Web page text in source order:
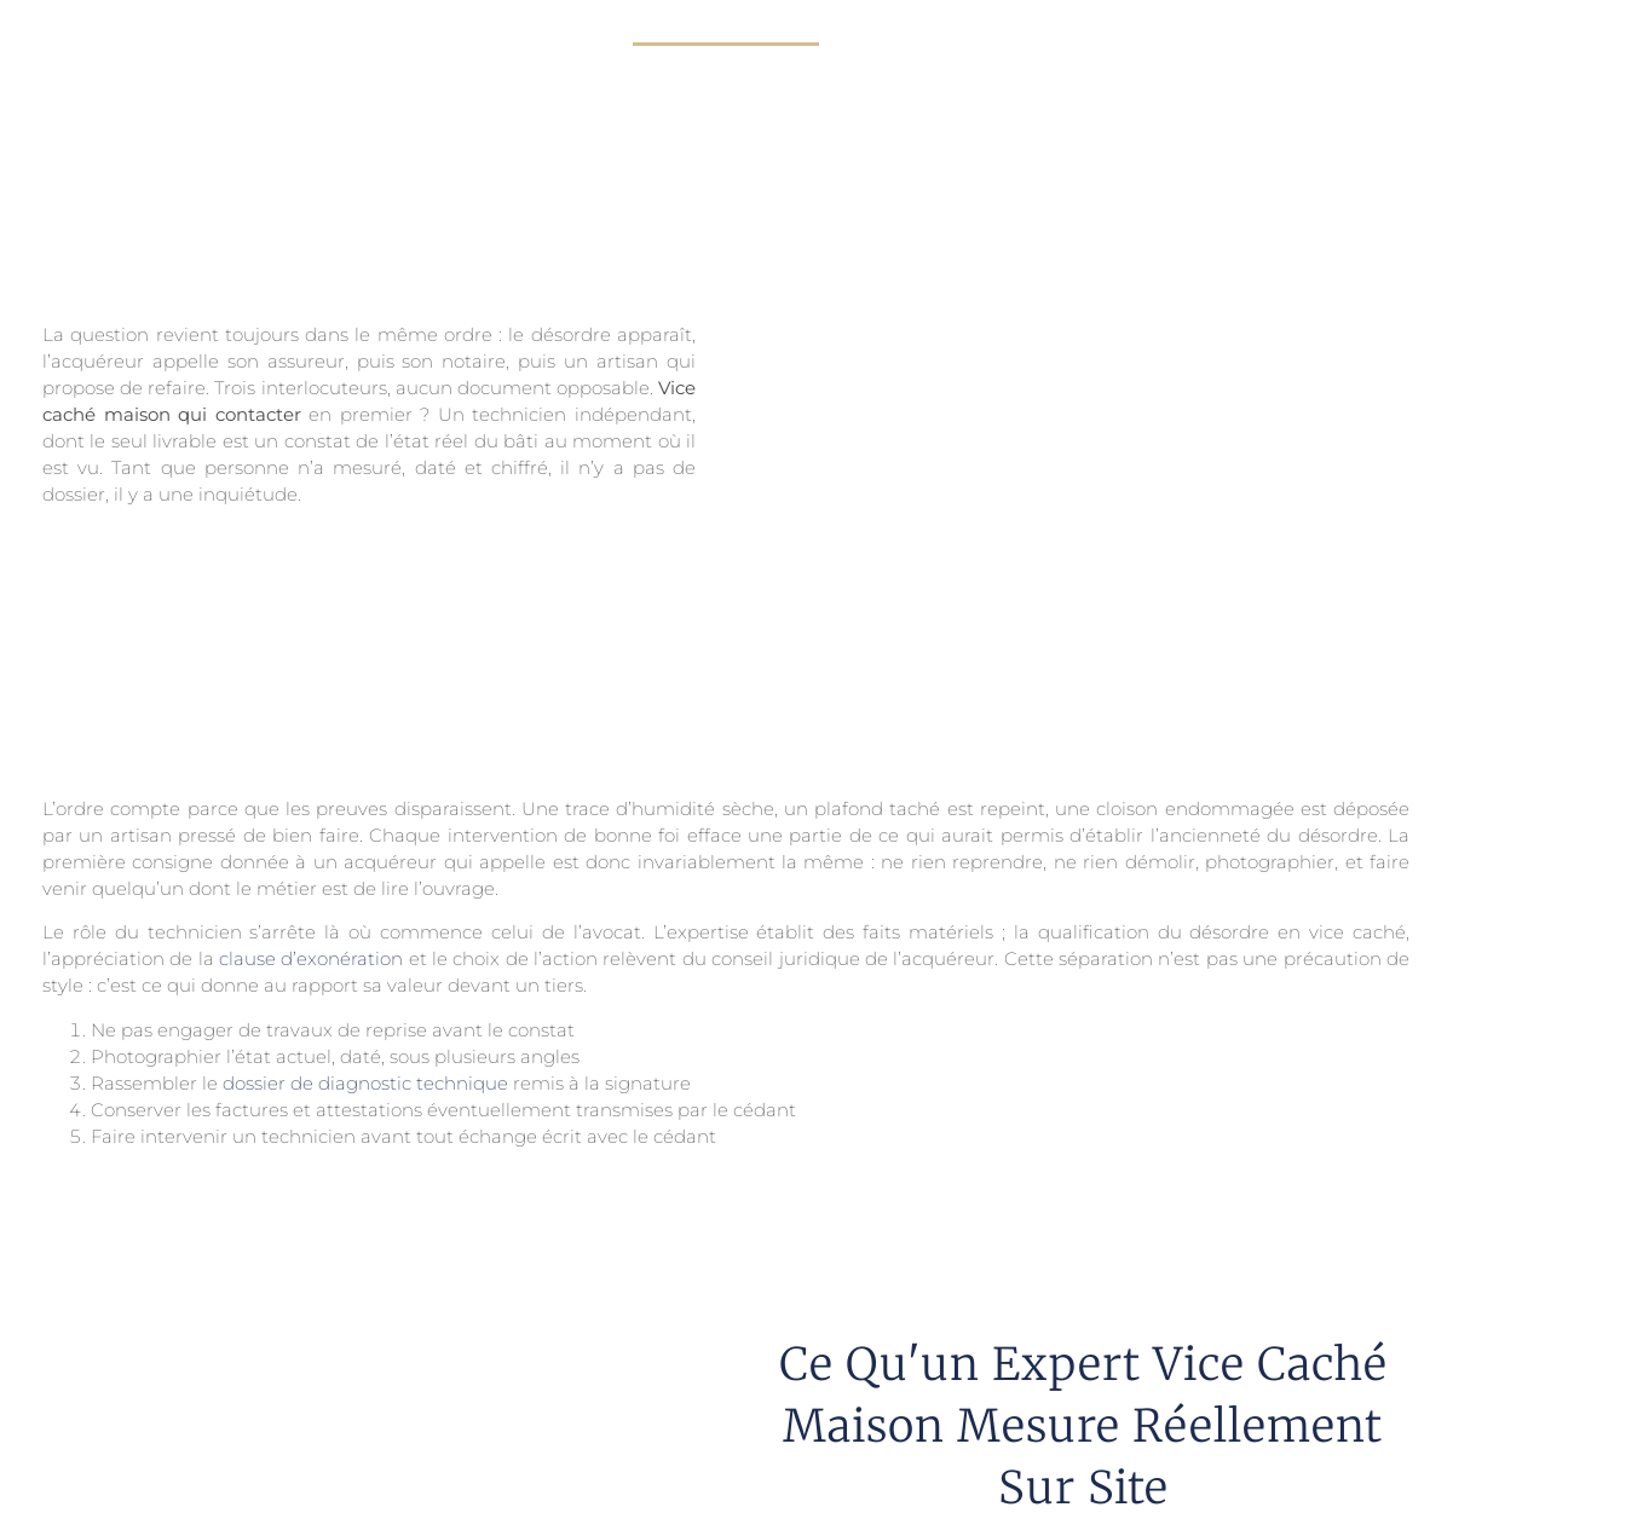
La question revient toujours dans le même ordre : le désordre apparaît,
l’acquéreur appelle son assureur, puis son notaire, puis un artisan qui
propose de refaire. Trois interlocuteurs, aucun document opposable. Vice
caché maison qui contacteren premier ? Un technicien indépendant,
dont le seul livrable est un constat de l’état réel du bâti au moment où il
est vu. Tant que personne n’a mesuré, daté et chiffré, il n’y a pas de
dossier, il y a une inquiétude.
L’ordre compte parce que les preuves disparaissent. Une trace d’humidité sèche, un plafond taché est repeint, une cloison endommagée est déposée
par un artisan pressé de bien faire. Chaque intervention de bonne foi efface une partie de ce qui aurait permis d’établir l’ancienneté du désordre. La
première consigne donnée à un acquéreur qui appelle est donc invariablement la même : ne rien reprendre, ne rien démolir, photographier, et faire
venir quelqu’un dont le métier est de lire l’ouvrage.
Le rôle du technicien s’arrête là où commence celui de l’avocat. L’expertise établit des faits matériels ; la qualification du désordre en vice caché,
l’appréciation de laclause d’exonération et le choix de l’action relèvent du conseil juridique de l’acquéreur. Cette séparation n’est pas une précaution de
style : c’est ce qui donne au rapport sa valeur devant un tiers.
Ne pas engager de travaux de reprise avant le constat
Photographier l’état actuel, daté, sous plusieurs angles
Rassembler le dossier de diagnostic technique remis à la signature
Conserver les factures et attestations éventuellement transmises par le cédant
Faire intervenir un technicien avant tout échange écrit avec le cédant
Ce Qu'un Expert Vice Caché
Maison Mesure Réellement
Sur Site